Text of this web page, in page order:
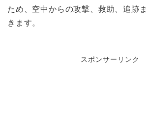
ため、空中からの攻撃、救助、追跡
きます。
スポンサーリンク